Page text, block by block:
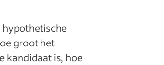
hypothetische
groot het
kandidaat is, hoe